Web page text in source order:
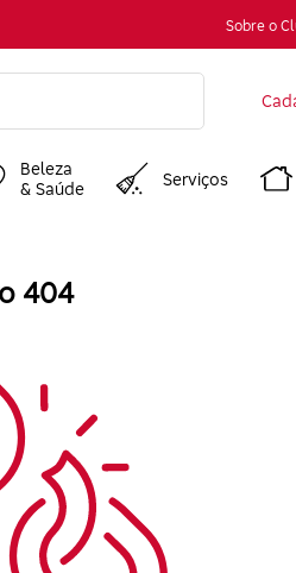
Sobre o
Beleza
& Saúde
Serviços
404